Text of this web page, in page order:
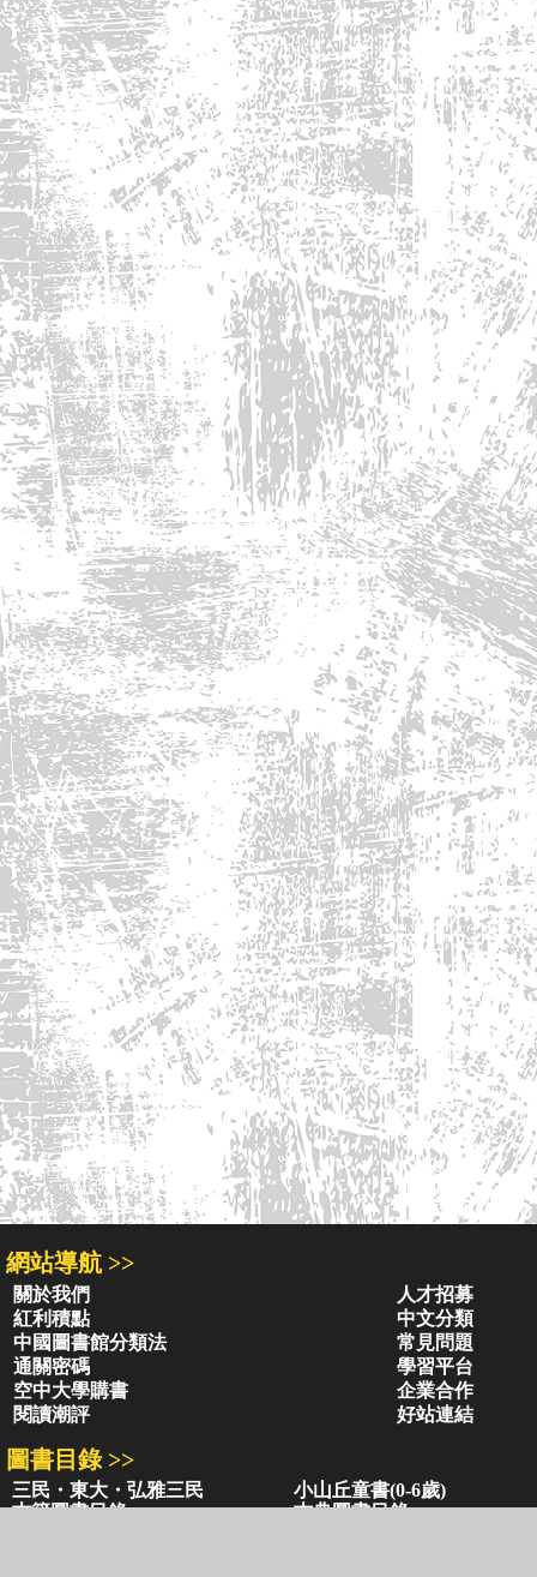
網站導航 >>
關於我們
人才招募
紅利積點
中文分類
中國圖書館分類法
常見問題
通關密碼
學習平台
空中大學購書
企業合作
閱讀潮評
好站連結
圖書目錄 >>
三民・東大・弘雅三民
小山丘童書(0-6歲)
古籍圖書目錄
古典圖書目錄